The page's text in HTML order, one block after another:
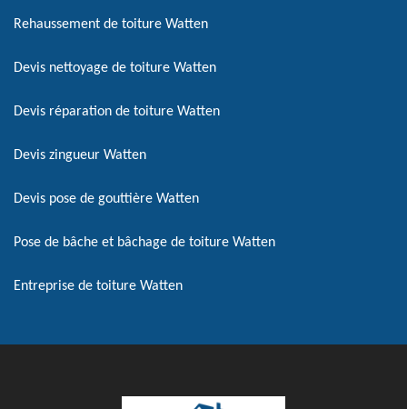
Rehaussement de toiture Watten
Devis nettoyage de toiture Watten
Devis réparation de toiture Watten
Devis zingueur Watten
Devis pose de gouttière Watten
Pose de bâche et bâchage de toiture Watten
Entreprise de toiture Watten